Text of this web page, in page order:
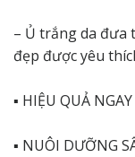
– Ủ trắng da đưa
đẹp được yêu
▪️ HIỆU QUẢ
▪️ NUÔI DƯỠNG